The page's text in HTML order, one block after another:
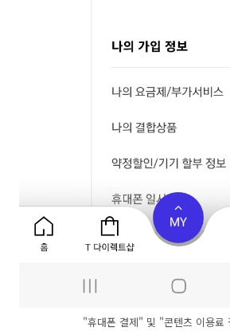
"휴대폰 결제" 및 "콘텐츠 이용료